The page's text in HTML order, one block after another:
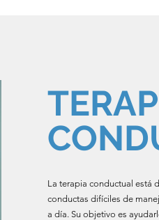
La terapia conductual está
conductas difíciles de
a día. Su objetivo es